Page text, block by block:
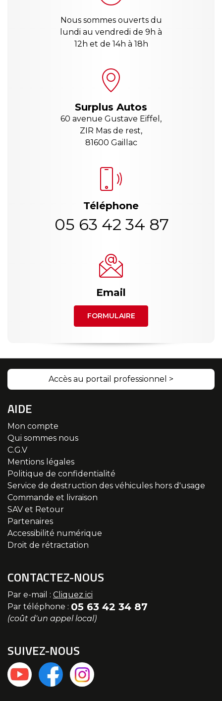
Nous sommes ouverts du
lundi au vendredi de 9h à
12h et de 14h à 18h
Surplus Autos
60 avenue Gustave Eiffel,
ZIR Mas de rest,
81600 Gaillac
Téléphone
05 63 42 34 87
Email
FORMULAIRE
Accès au portail professionnel >
AIDE
Mon compte
Qui sommes nous
C.G.V
Mentions légales
Politique de confidentialité
Service de destruction des véhicules hors d'usage
Commande et livraison
SAV et Retour
Partenaires
Accessibilité numérique
Droit de rétractation
CONTACTEZ-NOUS
Par e-mail : Cliquez ici
Par téléphone : 05 63 42 34 87
(coût d'un appel local)
SUIVEZ-NOUS